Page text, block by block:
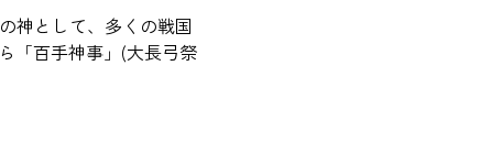
神として、多くの戦国
「百手神事」(大長弓祭